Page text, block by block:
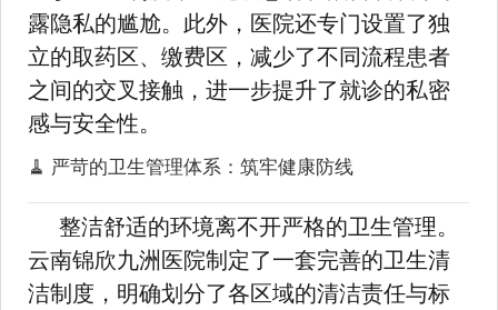
露隐私的尴尬。此外，医院还专门设置了独
立的取药区、缴费区，减少了不同流程患者
之间的交叉接触，进一步提升了就诊的私密
感与安全性。
🧹 严苛的卫生管理体系：筑牢健康防线
整洁舒适的环境离不开严格的卫生管理。
云南锦欣九洲医院制定了一套完善的卫生清
洁制度，明确划分了各区域的清洁责任与标